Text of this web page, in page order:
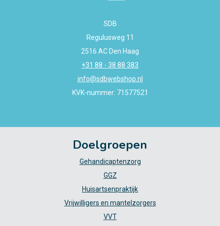
SDB
Regulusweg 11
2516 AC Den Haag
+31 88 - 38 88 383
info@sdbwebshop.nl
KVK-nummer: 71577521
Doelgroepen
Gehandicaptenzorg
GGZ
Huisartsenpraktijk
Vrijwilligers en mantelzorgers
VVT